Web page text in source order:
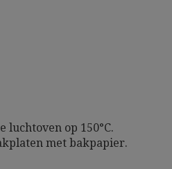
luchtoven op 150°C.
met bakpapier.